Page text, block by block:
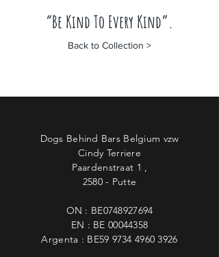
“Be Kind To Every Kind”.
Back to Collection >
Dogs Behind Bars Belgium vzw
Cindy Terriere
Paardenstraat 1 ,
2580 - Putte
ON : BE0748927694
EN : BE 00044358
Argenta : BE59 9734 4960 3926